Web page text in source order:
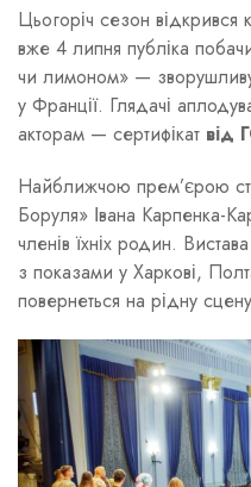
Цьогоріч сезон
вже 4 липня публіка
чи лимоном» — зворушливу
у Франції. Глядачі
акторам — сертифікат від
Найближчою прем’єрою
Боруля» Івана Карпенка-
членів їхніх родин.
з показами у Харкові,
повернеться на рідну